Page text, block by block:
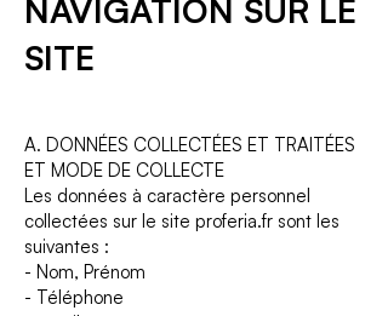
NAVIGATION SUR LE
SITE
A. DONNÉES COLLECTÉES ET TRAITÉES
ET MODE DE COLLECTE
Les données à caractère personnel
collectées sur le site proferia.fr sont les
suivantes :
- Nom, Prénom
- Téléphone